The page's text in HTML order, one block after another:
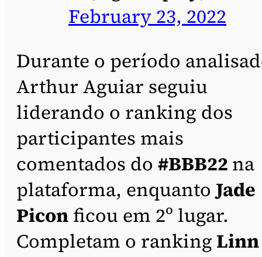
February 23, 2022
Durante o período
Arthur Aguiar seguiu
liderando o ranking dos
participantes mais
comentados do #BBB22 na
plataforma, enquantoJade
Picon ficou em 2º lugar.
Completam o ranking Linn